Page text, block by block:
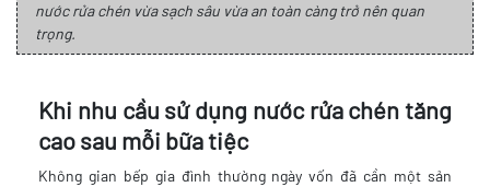
nước rửa chén vừa sạch sâu vừa an toàn càng trở nên quan
trọng.
Khi nhu cầu sử dụng nước rửa chén tăng
cao sau mỗi bữa tiệc
Không gian bếp gia đình thường ngày vốn đã cần một sản